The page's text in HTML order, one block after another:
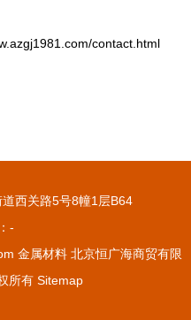
contact.html
西关路5号8幢1层B64
-
金属材料 北京恒广海商贸有限
所有 Sitemap